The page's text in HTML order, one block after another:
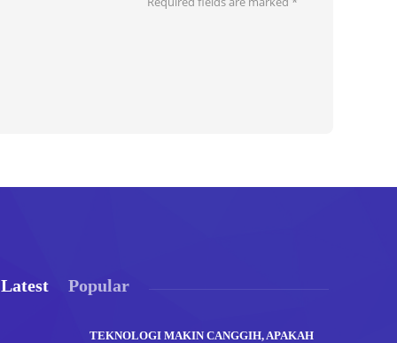
Latest Popular
TEKNOLOGI MAKIN CANGGIH, APAKAH